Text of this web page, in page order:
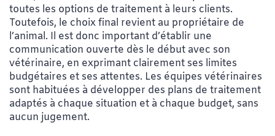
toutes les options de traitement à leurs clients.
Toutefois, le choix final revient au propriétaire de
l’animal. Il est donc important d’établir une
communication ouverte dès le début avec son
vétérinaire, en exprimant clairement ses limites
budgétaires et ses attentes. Les équipes vétérinaires
sont habituées à développer des plans de traitement
adaptés à chaque situation et à chaque budget, sans
aucun jugement.